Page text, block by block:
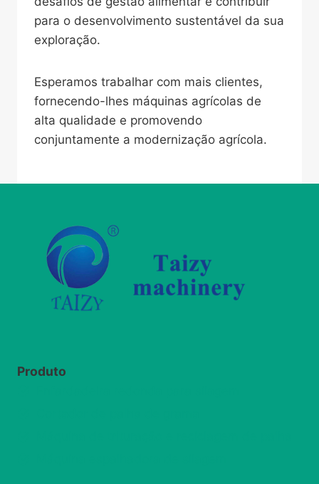
para o desenvolvimento sustentável da sua
exploração.
Esperamos trabalhar com mais clientes,
fornecendo-lhes máquinas agrícolas de
alta qualidade e promovendo
conjuntamente a modernização agrícola.
Produto